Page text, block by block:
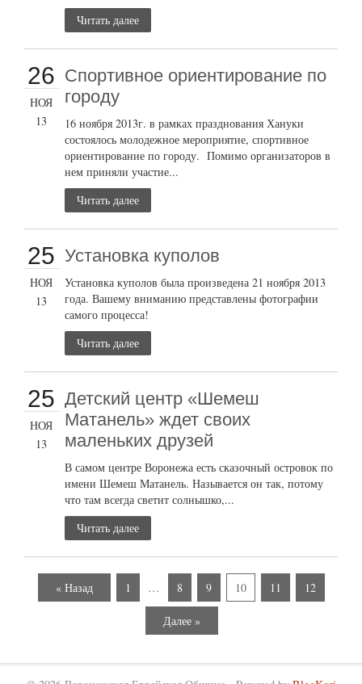
Читать далее
26
НОЯ
13
Cпортивное ориентирование по
городу
16 ноября 2013г. в рамках празднования Хануки
состоялось молодежное мероприятие, спортивное
ориентирование по городу. Помимо организаторов в
нем приняли участие...
Читать далее
25
НОЯ
13
Установка куполов
Установка куполов была произведена 21 ноября 2013
года. Вашему вниманию представлены фотографии
самого процесса!
Читать далее
25
НОЯ
13
Детский центр «Шемеш
Матанель» ждет своих
маленьких друзей
В самом центре Воронежа есть сказочный островок по
имени Шемеш Матанель. Называется он так, потому
что там всегда светит солнышко,...
Читать далее
« Назад 1 … 8 9 10 11 12
Далее »